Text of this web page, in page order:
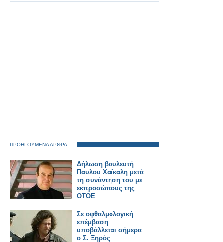
ΠΡΟΗΓΟΥΜΕΝΑ ΑΡΘΡΑ
Δήλωση βουλευτή
Παυλου Χαϊκαλη μετά
τη συνάντηση του με
εκπροσώπους της
ΟΤΟΕ
Σε οφθαλμολογική
επέμβαση
υποβάλλεται σήμερα
ο Σ. Ξηρός